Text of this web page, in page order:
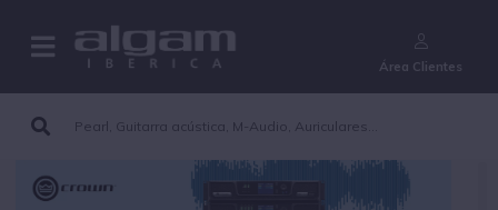
Área Clientes